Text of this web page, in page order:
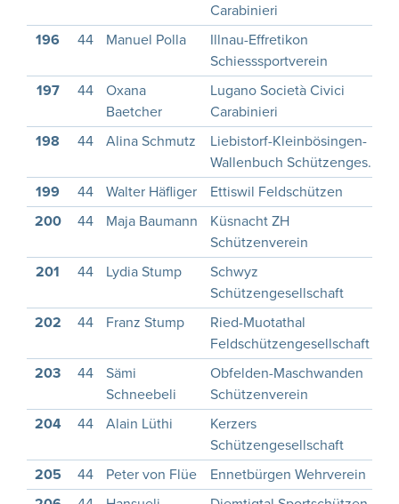
Carabinieri
196
44 Manuel Polla
Illnau-Effretikon
Schiesssportverein
197 44
Oxana
Baetcher
Lugano Società Civici
Carabinieri
198 44 Alina Schmutz
Liebistorf-Kleinbösingen-
Wallenbuch Schützenges.
199 44 Walter Häfliger Ettiswil Feldschützen
200
44 Maja Baumann
Küsnacht ZH
Schützenverein
201 44 Lydia Stump
Schwyz
Schützengesellschaft
202 44 Franz Stump
Ried-Muotathal
Feldschützengesellschaft
203 44
Sämi
Schneebeli
Obfelden-Maschwanden
Schützenverein
204 44 Alain Lüthi
Kerzers
Schützengesellschaft
205 44 Peter von Flüe Ennetbürgen Wehrverein